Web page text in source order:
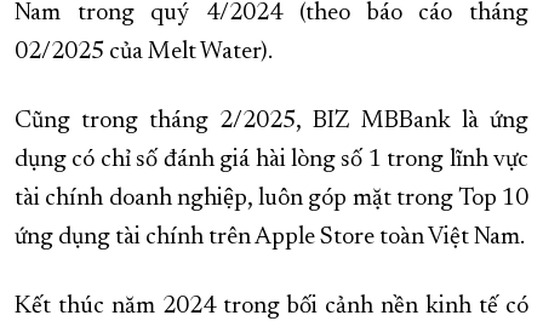
Nam trong quý 4/2024 (theo báo cáo tháng
02/2025 của Melt Water).
Cũng trong tháng 2/2025, BIZ MBBank là ứng
dụng có chỉ số đánh giá hài lòng số 1 trong lĩnh vực
tài chính doanh nghiệp, luôn góp mặt trong Top 10
ứng dụng tài chính trên Apple Store toàn Việt Nam.
Kết thúc năm 2024 trong bối cảnh nền kinh tế có